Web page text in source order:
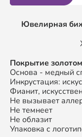
Ювелирная
Покрытие золотом
Основа - медный
Инкрустация:
Фианит,
Не вызывает
Не темнеет
Не облазит
Упаковка с